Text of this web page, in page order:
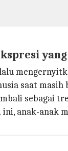
saat masih
sebagai
anak-anak